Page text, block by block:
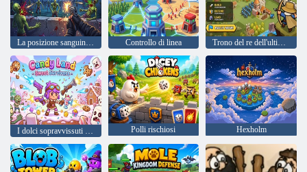
La posizione sanguinaria Controllo di linea Trono del re dell'ultimo cavaliere
Polli rischiosi Hexholm